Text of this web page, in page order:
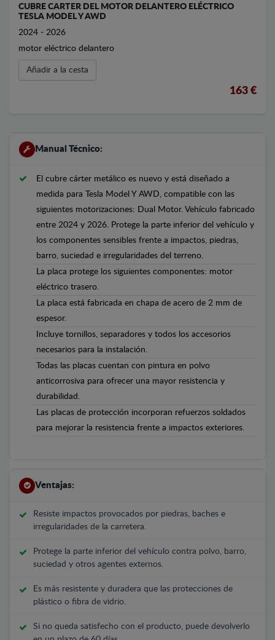
CUBRE CARTER DEL MOTOR DELANTERO ELÉCTRICO
TESLA MODEL Y AWD
2024 - 2026
motor eléctrico delantero
Añadir a la cesta
163 €
Manual Técnico:
El cubre cárter metálico es nuevo y está diseñado a
medida para Tesla Model Y AWD, compatible con las
siguientes motorizaciones: Dual Motor. Vehículo fabricado
entre 2024 y 2026. Protege la parte inferior del vehículo y
los componentes sensibles frente a impactos, piedras,
barro, suciedad e irregularidades del terreno.
La placa protege los siguientes componentes: motor
eléctrico trasero.
La placa está fabricada en chapa de acero de 2 mm de
espesor.
Incluye tornillos, separadores y todos los accesorios
necesarios para la instalación.
Todas las placas cuentan con pintura en polvo
anticorrosiva para ofrecer una mayor resistencia y
durabilidad.
Las placas de protección incorporan refuerzos soldados
para mejorar la resistencia frente a impactos exteriores.
Ventajas:
Resiste impactos provocados por piedras, baches e
irregularidades de la carretera.
Protege la parte inferior del vehículo contra polvo, barro,
suciedad y otros agentes externos.
Es más resistente y duradera que las protecciones de
plástico o fibra de vidrio.
Si no queda satisfecho con el producto, puede devolverlo